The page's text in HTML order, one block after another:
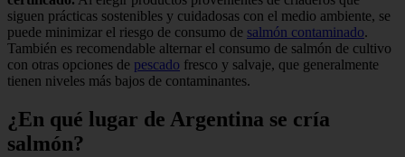
siguen prácticas sostenibles y cuidadosas con el medio ambiente, se
puede minimizar el riesgo de consumo de salmón contaminado.
También es recomendable alternar el consumo de salmón de cultivo
con otras opciones de pescado fresco y salvaje, que generalmente
tienen niveles más bajos de contaminantes.
¿En qué lugar de Argentina se cría
salmón?